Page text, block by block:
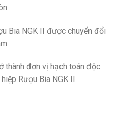
Bia NGK II được chuyển đổi
thành đơn vị hạch toán độc
Rượu Bia NGK II